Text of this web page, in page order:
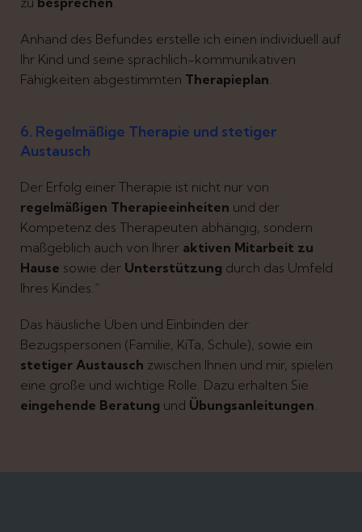
Anhand des Befundes erstelle ich einen individuell auf
Ihr Kind und seine sprachlich-kommunikativen
Fähigkeiten abgestimmten Therapieplan.
6. Regelmäßige Therapie und stetiger
Austausch
Der Erfolg einer Therapie ist nicht nur von
regelmäßigen Therapieeinheiten und der
Kompetenz des Therapeuten abhängig, sondern
maßgeblich auch von Ihrer aktiven Mitarbeit zu
Hause sowie der Unterstützung durch das Umfeld
Ihres Kindes.“
Das häusliche Üben und Einbinden der
Bezugspersonen (Familie, KiTa, Schule), sowie ein
stetiger Austausch zwischen Ihnen und mir, spielen
eine große und wichtige Rolle. Dazu erhalten Sie
eingehende Beratung und Übungsanleitungen.